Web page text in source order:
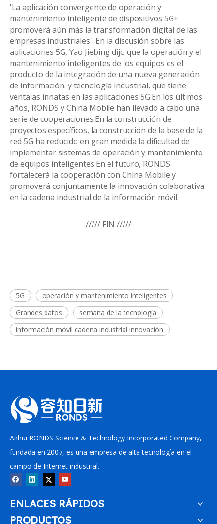
'La aplicación convergente de operación y
mantenimiento inteligente de dispositivos 5G+
promoverá aún más la transformación digital de las
empresas industriales'. En la discusión sobre las
aplicaciones 5G, Yao Jiebing dijo que la operación y el
mantenimiento inteligentes de los equipos es el
producto de la integración de una nueva generación
de información. y tecnología industrial, que tiene
ventajas innatas en las aplicaciones 5G.En los últimos
años, RONDS y China Mobile han llevado a cabo una
serie de cooperaciones.En la construcción de
proyectos específicos, la construcción de la base de la
red 5G ha reducido en gran medida la dificultad de
implementar sistemas de operación y mantenimiento
de equipos inteligentes.En el futuro, RONDS
fortalecerá la cooperación con China Mobile y
promoverá conjuntamente la innovación colaborativa
en la cadena industrial de la información móvil.
///// FIN /////
5G
operación y mantenimiento inteligentes
Grandes datos
semana de la tecnología
información móvil cadena industrial innovación
Anhui RONDS Science & Technology Incorporated Company,
fundada en 2007, es una empresa de alta tecnología en el
campo de Internet industrial.
ENLACES RÁPIDOS
PRODUCTOS